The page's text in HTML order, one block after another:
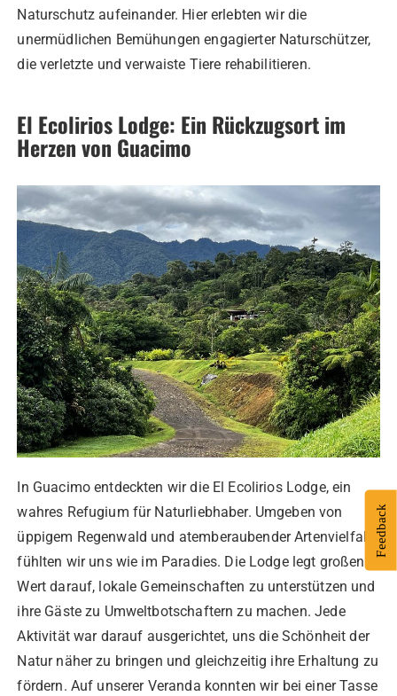
Naturschutz aufeinander. Hier erlebten wir die
unermüdlichen Bemühungen engagierter Naturschützer,
die verletzte und verwaiste Tiere rehabilitieren.
El Ecolirios Lodge: Ein Rückzugsort im
Herzen von Guacimo
In Guacimo entdeckten wir die El Ecolirios Lodge, ein
wahres Refugium für Naturliebhaber. Umgeben von
üppigem Regenwald und atemberaubender Artenvielfalt,
fühlten wir uns wie im Paradies. Die Lodge legt großen
Wert darauf, lokale Gemeinschaften zu unterstützen und
ihre Gäste zu Umweltbotschaftern zu machen. Jede
Aktivität war darauf ausgerichtet, uns die Schönheit der
Natur näher zu bringen und gleichzeitig ihre Erhaltung zu
fördern. Auf unserer Veranda konnten wir bei einer Tasse
Feedback